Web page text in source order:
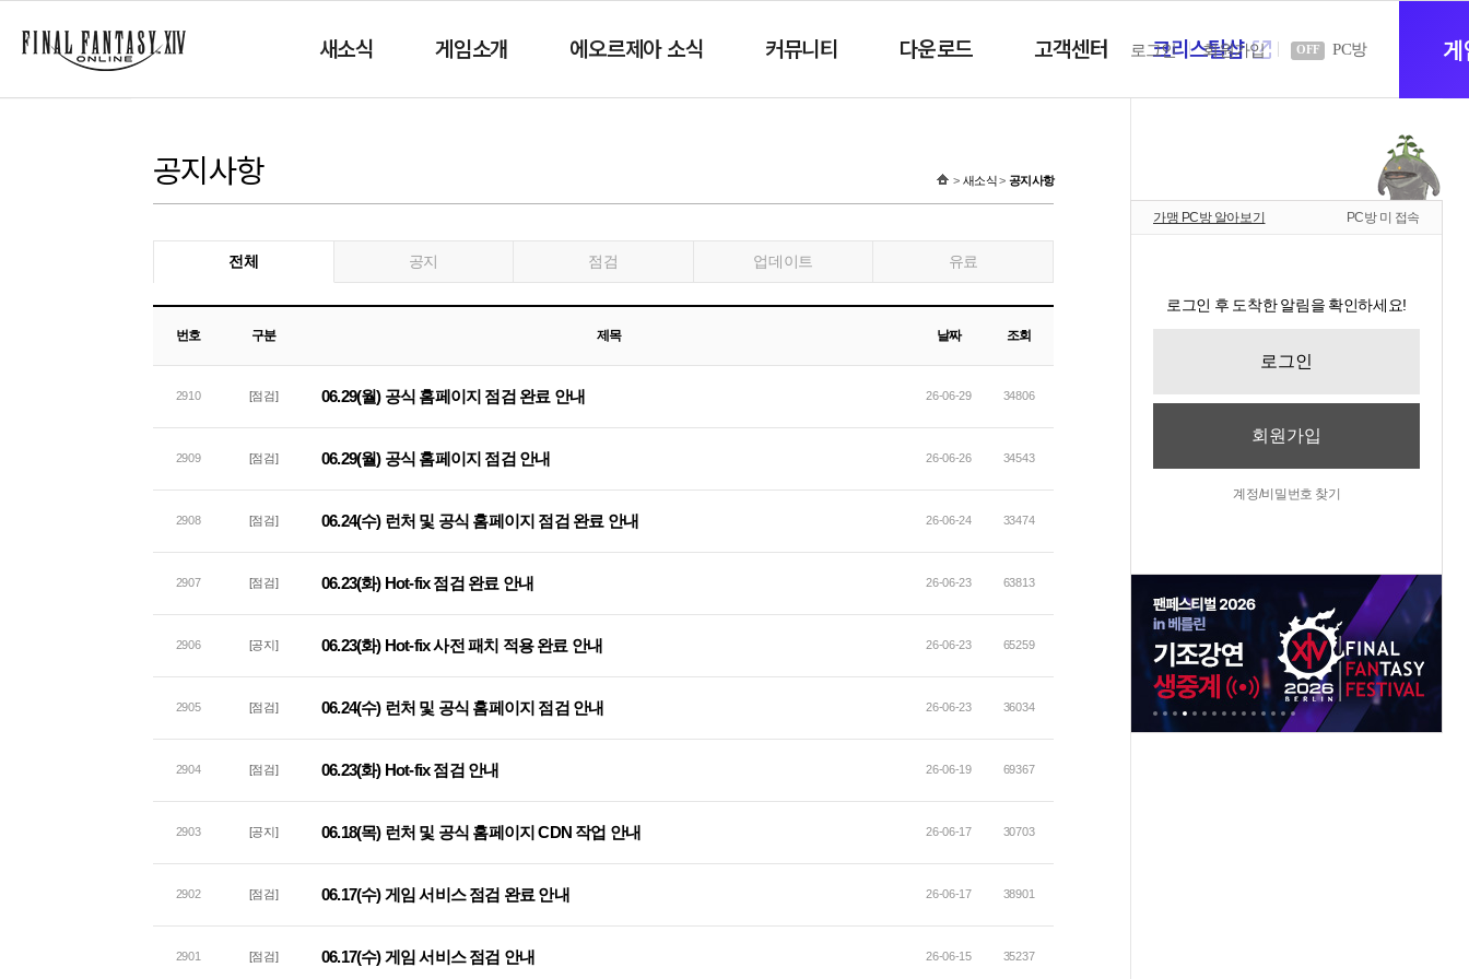
새소식 게임소개 에오르제아 소식 커뮤니티 다운로드 고객센터 크리스탈샵새
로그인 회원가입 OFF PC방
공지사항 새소식 공지사항
전체 공지 점검 업데이트 유료
번호 구분 제목 날짜 조회
2910 [점검] 06.29(월) 공식 홈페이지 점검 완료 안내 26-06-29 34806
2909 [점검] 06.29(월) 공식 홈페이지 점검 안내 26-06-26 34543
2908 [점검] 06.24(수) 런처 및 공식 홈페이지 점검 완료 안내 26-06-24 33474
2907 [점검] 06.23(화) Hot-fix 점검 완료 안내 26-06-23 63813
2906 [공지] 06.23(화) Hot-fix 사전 패치 적용 완료 안내 26-06-23 65259
2905 [점검] 06.24(수) 런처 및 공식 홈페이지 점검 안내 26-06-23 36034
2904 [점검] 06.23(화) Hot-fix 점검 안내 26-06-19 69367
2903 [공지] 06.18(목) 런처 및 공식 홈페이지 CDN 작업 안내 26-06-17 30703
2902 [점검] 06.17(수) 게임 서비스 점검 완료 안내 26-06-17 38901
2901 [점검] 06.17(수) 게임 서비스 점검 안내 26-06-15 35237
가맹 PC방 알아보기 PC방 미 접속
로그인 후 도착한 알림을 확인하세요!
로그인
회원가입
계정/비밀번호 찾기